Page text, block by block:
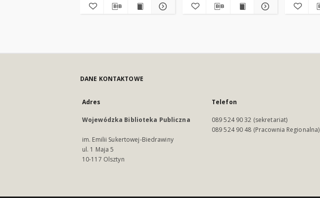
DANE KONTAKTOWE
Adres
Wojewódzka Biblioteka Publiczna
im. Emilii Sukertowej-Biedrawiny
ul. 1 Maja 5
10-117 Olsztyn
Telefon
089 524 90 32 (sekretariat)
089 524 90 48 (Pracownia Regionalna)